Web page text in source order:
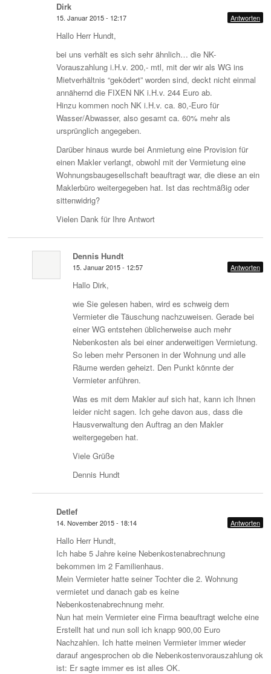
Dirk
15. Januar 2015 - 12:17 Antworten
Hallo Herr Hundt,
bei uns verhält es sich sehr ähnlich… die NK-
Vorauszahlung i.H.v. 200,- mtl, mit der wir als WG ins
Mietverhältnis “geködert” worden sind, deckt nicht einmal
annähernd die FIXEN NK i.H.v. 244 Euro ab.
Hinzu kommen noch NK i.H.v. ca. 80,-Euro für
Wasser/Abwasser, also gesamt ca. 60% mehr als
ursprünglich angegeben.
Darüber hinaus wurde bei Anmietung eine Provision für
einen Makler verlangt, obwohl mit der Vermietung eine
Wohnungsbaugesellschaft beauftragt war, die diese an ein
Maklerbüro weitergegeben hat. Ist das rechtmäßig oder
sittenwidrig?
Vielen Dank für Ihre Antwort
Dennis Hundt
15. Januar 2015 - 12:57 Antworten
Hallo Dirk,
wie Sie gelesen haben, wird es schweig dem
Vermieter die Täuschung nachzuweisen. Gerade bei
einer WG entstehen üblicherweise auch mehr
Nebenkosten als bei einer anderweitigen Vermietung.
So leben mehr Personen in der Wohnung und alle
Räume werden geheizt. Den Punkt könnte der
Vermieter anführen.
Was es mit dem Makler auf sich hat, kann ich Ihnen
leider nicht sagen. Ich gehe davon aus, dass die
Hausverwaltung den Auftrag an den Makler
weitergegeben hat.
Viele Grüße
Dennis Hundt
Detlef
14. November 2015 - 18:14 Antworten
Hallo Herr Hundt,
Ich habe 5 Jahre keine Nebenkostenabrechnung
bekommen im 2 Familienhaus.
Mein Vermieter hatte seiner Tochter die 2. Wohnung
vermietet und danach gab es keine
Nebenkostenabrechnung mehr.
Nun hat mein Vermieter eine Firma beauftragt welche eine
Erstellt hat und nun soll ich knapp 900,00 Euro
Nachzahlen. Ich hatte meinen Vermieter immer wieder
darauf angesprochen ob die Nebenkostenvorauszahlung ok
ist: Er sagte immer es ist alles OK.